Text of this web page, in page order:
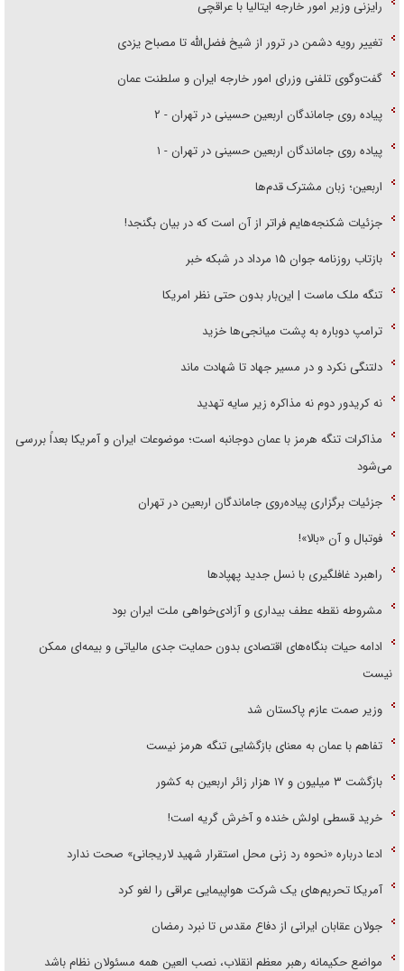
رایزنی وزیر امور خارجه ایتالیا با عراقچی
تغییر رویه دشمن در ترور از شیخ فضل‌الله تا مصباح یزدی
گفت‌وگوی تلفنی وزرای امور خارجه ایران و سلطنت عمان
پیاده روی جاماندگان اربعین حسینی در تهران - ۲
پیاده روی جاماندگان اربعین حسینی در تهران - ۱
اربعین؛ زبان مشترک قدم‌ها
جزئیات شکنجه‌هایم فراتر از آن است که در بیان بگنجد!
بازتاب روزنامه جوان ۱۵ مرداد در شبکه خبر
تنگه ملک ماست | این‌بار بدون حتی نظر امریکا
ترامپ دوباره به پشت میانجی‌ها خزید
دلتنگی نکرد و در مسیر جهاد تا شهادت ماند
نه کریدور دوم نه مذاکره زیر سایه تهدید
مذاکرات تنگه هرمز با عمان دوجانبه است؛ موضوعات ایران و آمریکا بعداً بررسی
می‌شود
جزئیات برگزاری پیاده‌روی جاماندگان اربعین در تهران
فوتبال و آن «بالا»!
راهبرد غافلگیری با نسل جدید پهپاد‌ها
مشروطه نقطه عطف بیداری و آزادی‌خواهی ملت ایران بود
ادامه حیات بنگاه‌های اقتصادی بدون حمایت جدی مالیاتی و بیمه‌ای ممکن
نیست
وزیر صمت عازم پاکستان شد
تفاهم با عمان به معنای بازگشایی تنگه هرمز نیست
بازگشت ۳ میلیون و ۱۷ هزار زائر اربعین به کشور
خرید قسطی اولش خنده و آخرش گریه است!
ادعا درباره «نحوه رد زنی محل استقرار شهید لاریجانی» صحت ندارد
آمریکا تحریم‌های یک شرکت هواپیمایی عراقی را لغو کرد
جولان عقابان ایرانی از دفاع مقدس تا نبرد رمضان
مواضع حکیمانه رهبر معظم انقلاب، نصب العین همه مسئولان نظام باشد